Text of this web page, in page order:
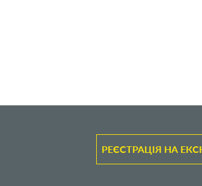
РЕЄСТРАЦІЯ НА